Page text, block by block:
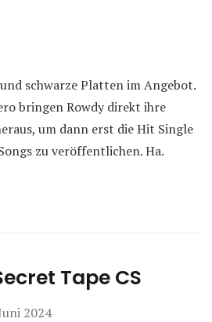
schwarze Platten im Angebot.
bringen Rowdy direkt ihre
um dann erst die Hit Single
zu veröffentlichen. Ha.
Tape CS
2024